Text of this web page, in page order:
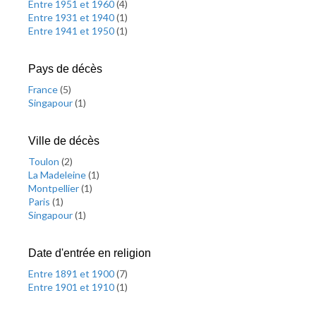
Entre 1951 et 1960(4)
Entre 1931 et 1940(1)
Entre 1941 et 1950(1)
Pays de décès
France(5)
Singapour(1)
Ville de décès
Toulon (2)
La Madeleine(1)
Montpellier(1)
Paris (1)
Singapour(1)
Date d'entrée en religion
Entre 1891 et 1900(7)
Entre 1901 et 1910(1)